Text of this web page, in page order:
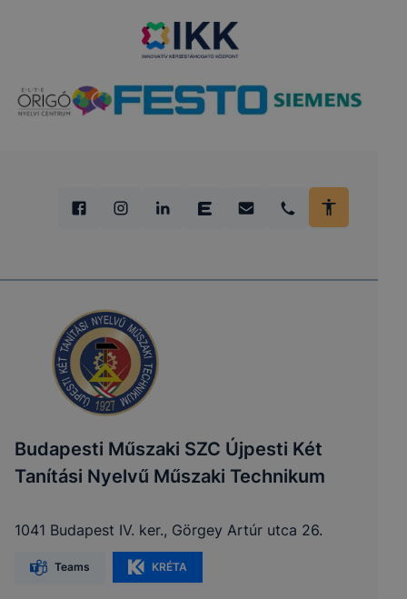
Budapesti Műszaki SZC Újpesti Két
Tanítási Nyelvű Műszaki Technikum
1041 Budapest IV. ker., Görgey Artúr utca 26.
Teams KRÉTA